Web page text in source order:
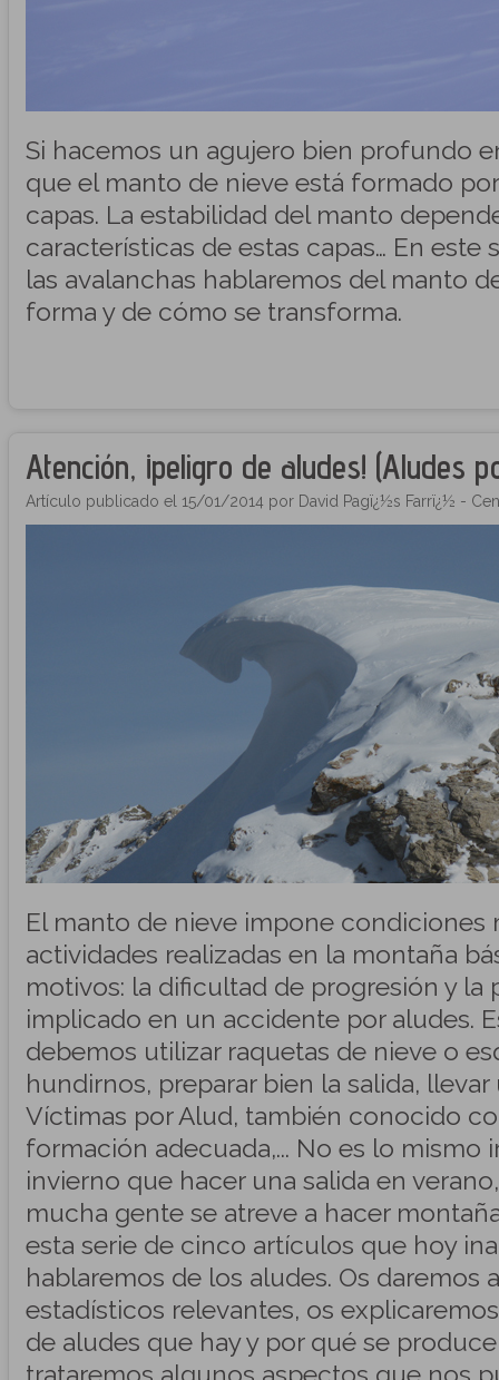
Si hacemos un agujero bien profundo
que el manto de nieve está formado
capas. La estabilidad del manto
características de estas capas… En este
las avalanchas hablaremos del manto
forma y de cómo se transforma.
Atención, ¡peligro de aludes! (Aludes
Artículo publicado el 15/01/2014 por David Pagï¿½s Farrï¿½ -
El manto de nieve impone condiciones
actividades realizadas en la montaña
motivos: la dificultad de progresión y la
implicado en un accidente por aludes.
debemos utilizar raquetas de nieve o
hundirnos, preparar bien la salida,
Víctimas por Alud, también conocido
formación adecuada,... No es lo mismo
invierno que hacer una salida en
mucha gente se atreve a hacer
esta serie de cinco artículos que hoy
hablaremos de los aludes. Os daremos
estadísticos relevantes, os
de aludes que hay y por qué se
trataremos algunos aspectos que nos